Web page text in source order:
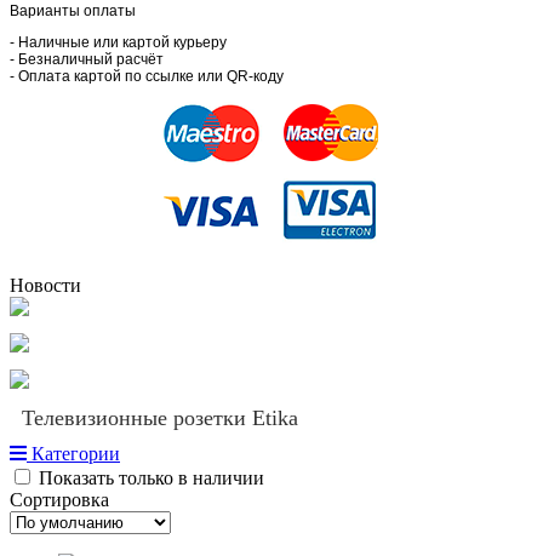
Варианты оплаты
- Наличные или картой курьеру
- Безналичный расчёт
- Оплата картой по ссылке или QR-коду
Новости
Телевизионные розетки Etika
Категории
Показать только в наличии
Сортировка